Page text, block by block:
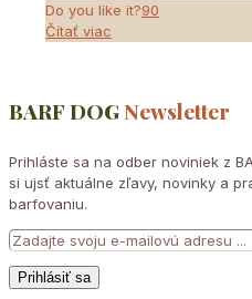
Do you like it?90
Čítať viac
BARF DOGNewsletter
Prihláste sa na odber noviniek z
si ujsť aktuálne zľavy, novinky a
barfovaniu.